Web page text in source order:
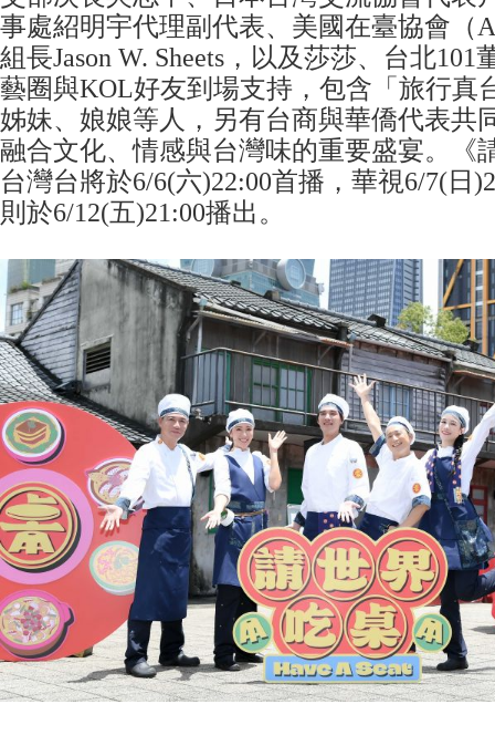
事處紹明宇代理副代表、美國在臺協會（
組長Jason W. Sheets，以及莎莎、台北
藝圈與KOL好友到場支持，包含「旅行真
姊妹、娘娘等人，另有台商與華僑代表共
融合文化、情感與台灣味的重要盛宴。《
台灣台將於6/6(六)22:00首播，華視6/7(日
則於6/12(五)21:00播出。